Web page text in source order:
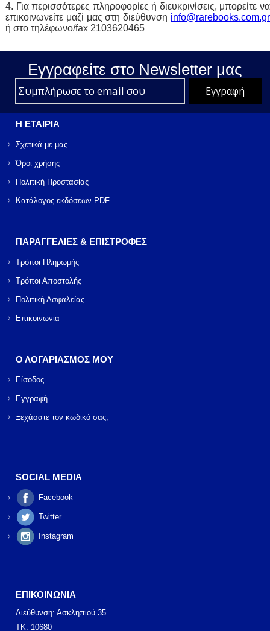
4. Για περισσότερες πληροφορίες ή διευκρινίσεις, μπορείτε να
επικοινωνείτε μαζί μας στη διεύθυνση info@rarebooks.com.gr
ή στο τηλέφωνο/fax 2103620465
Εγγραφείτε στο Νewsletter μας
Η ΕΤΑΙΡΙΑ
Σχετικά με μας
Όροι χρήσης
Πολιτική Προστασίας
Κατάλογος εκδόσεων PDF
ΠΑΡΑΓΓΕΛΙΕΣ & ΕΠΙΣΤΡΟΦΕΣ
Τρόποι Πληρωμής
Τρόποι Αποστολής
Πολιτική Ασφαλείας
Επικοινωνία
Ο ΛΟΓΑΡΙΑΣΜΟΣ ΜΟΥ
Είσοδος
Εγγραφή
Ξεχάσατε τον κωδικό σας;
SOCIAL MEDIA
Facebook
Twitter
Instagram
ΕΠΙΚΟΙΝΩΝΙΑ
Διεύθυνση: Ασκληπιού 35
ΤΚ: 10680